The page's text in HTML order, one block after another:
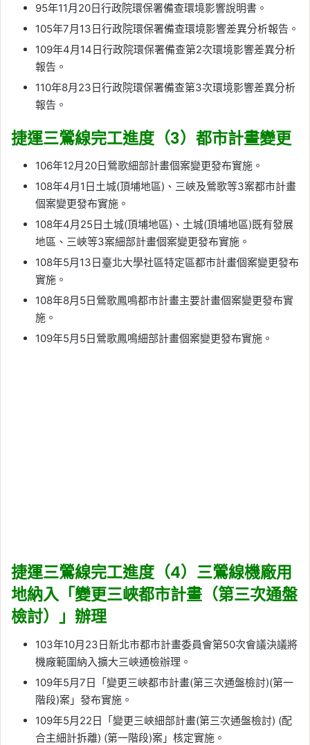
95年11月20日行政院環保署備查環境影響說明書。
105年7月13日行政院環保署備查環境影響差異分析報告。
109年4月14日行政院環保署備查第2次環境影響差異分析
報告。
110年8月23日行政院環保署備查第3次環境影響差異分析
報告。
捷運三鶯線完工進度（3）都市計畫變更
106年12月20日鶯歌細部計畫個案變更發布實施。
108年4月1日土城(頂埔地區)、三峽及鶯歌等3案都市計畫
個案變更發布實施。
108年4月25日土城(頂埔地區)、土城(頂埔地區)既有發展
地區、三峽等3案細部計畫個案變更發布實施。
108年5月13日臺北大學社區特定區都市計畫個案變更發布
實施。
108年8月5日鶯歌鳳鳴都市計畫主要計畫個案變更發布實
施。
109年5月5日鶯歌鳳鳴細部計畫個案變更發布實施。
捷運三鶯線完工進度（4）三鶯線機廠用
地納入「變更三峽都市計畫（第三次通盤
檢討）」辦理
103年10月23日新北市都市計畫委員會第50次會議決議將
機廠範圍納入擴大三峽通檢辦理。
109年5月7日「變更三峽都市計畫(第三次通盤檢討)(第一
階段)案」發布實施。
109年5月22日「變更三峽細部計畫(第三次通盤檢討) (配
合主細計拆離) (第一階段)案」核定實施。